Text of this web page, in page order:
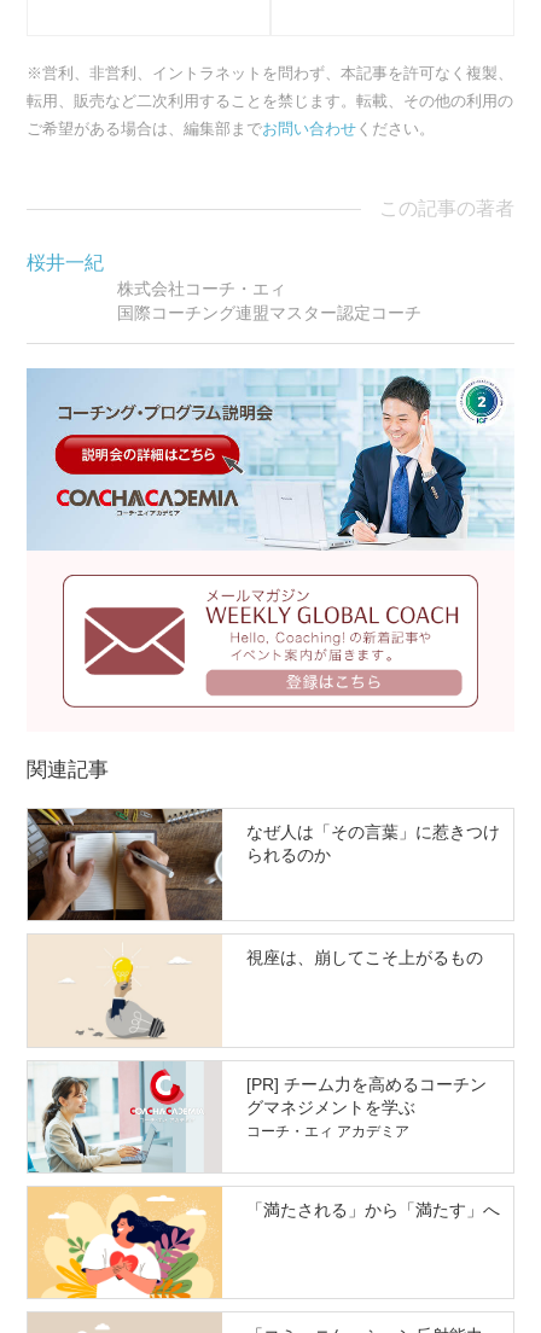
※営利、非営利、イントラネットを問わず、本記事を許可なく複製、
転用、販売など二次利用することを禁じます。転載、その他の利用の
ご希望がある場合は、編集部までお問い合わせ ください。
この記事の著者
桜井一紀
株式会社コーチ・エィ
国際コーチング連盟マスター認定コーチ
関連記事
なぜ人は「その言葉」に惹きつけ
られるのか
視座は、崩してこそ上がるもの
[PR] チーム力を高めるコーチン
グマネジメントを学ぶ
コーチ・エィ アカデミア
「満たされる」から「満たす」へ